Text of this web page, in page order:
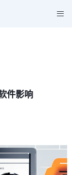
件影响